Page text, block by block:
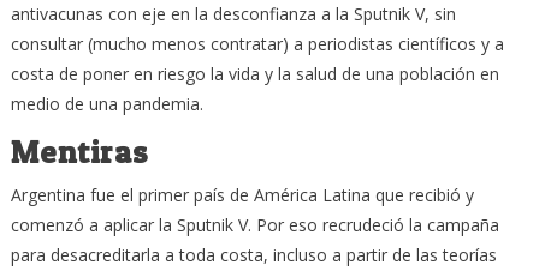
antivacunas con eje en la desconfianza a la Sputnik V, sin
consultar (mucho menos contratar) a periodistas científicos y a
costa de poner en riesgo la vida y la salud de una población en
medio de una pandemia.
Mentiras
Argentina fue el primer país de América Latina que recibió y
comenzó a aplicar la Sputnik V. Por eso recrudeció la campaña
para desacreditarla a toda costa, incluso a partir de las teorías